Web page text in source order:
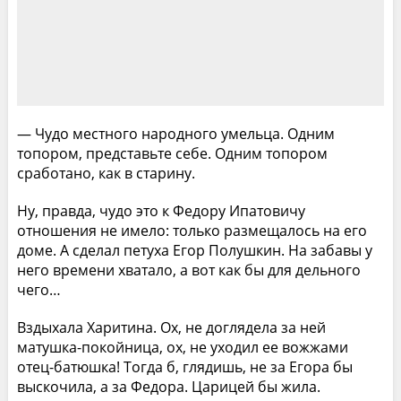
— Чудо местного народного умельца. Одним
топором, представьте себе. Одним топором
сработано, как в старину.
Ну, правда, чудо это к Федору Ипатовичу
отношения не имело: только размещалось на его
доме. А сделал петуха Егор Полушкин. На забавы у
него времени хватало, а вот как бы для дельного
чего…
Вздыхала Харитина. Ох, не доглядела за ней
матушка-покойница, ох, не уходил ее вожжами
отец-батюшка! Тогда б, глядишь, не за Егора бы
выскочила, а за Федора. Царицей бы жила.